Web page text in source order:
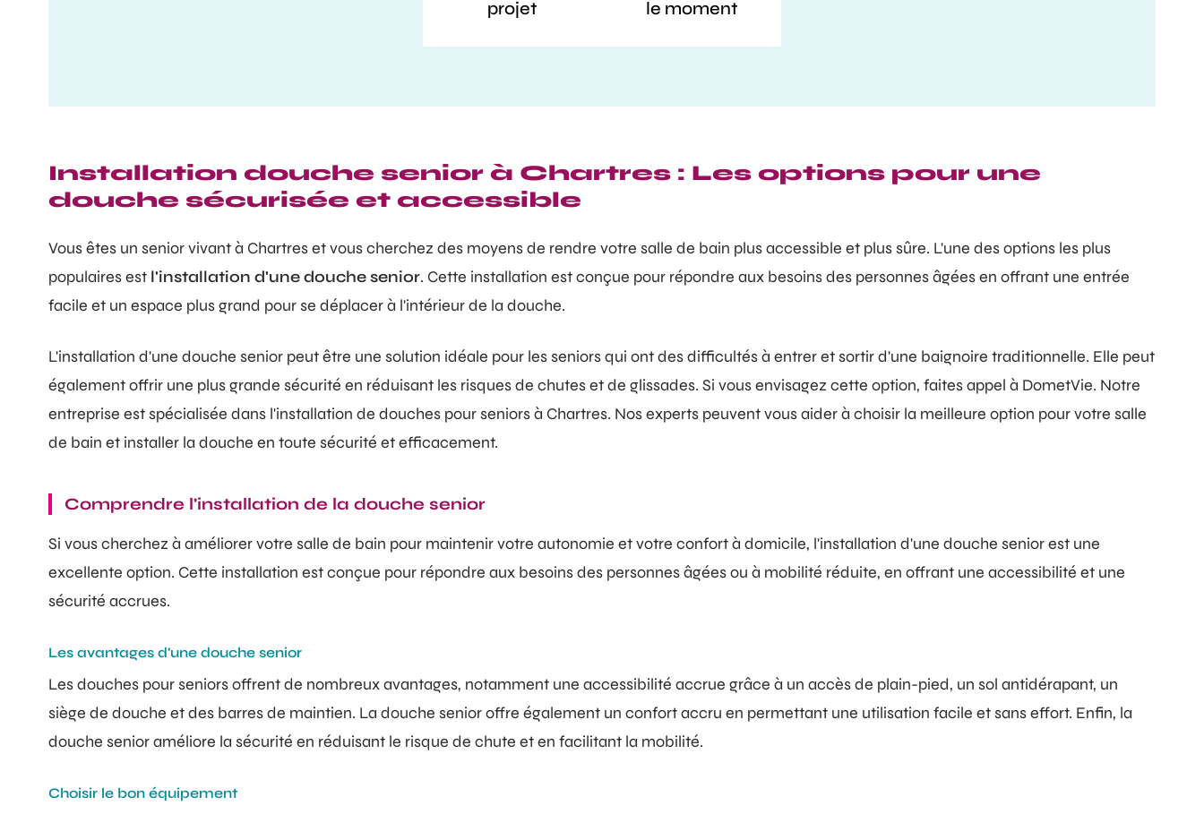
projet
le moment
Installation douche senior à Chartres : Les options pour une
douche sécurisée et accessible
Vous êtes un senior vivant à Chartres et vous cherchez des moyens de rendre votre salle de bain plus accessible et plus sûre. L'une des options les plus
populaires est l'installation d'une douche senior. Cette installation est conçue pour répondre aux besoins des personnes âgées en offrant une entrée
facile et un espace plus grand pour se déplacer à l'intérieur de la douche.
L'installation d'une douche senior peut être une solution idéale pour les seniors qui ont des difficultés à entrer et sortir d'une baignoire traditionnelle. Elle peut
également offrir une plus grande sécurité en réduisant les risques de chutes et de glissades. Si vous envisagez cette option, faites appel à DometVie. Notre
entreprise est spécialisée dans l'installation de douches pour seniors à Chartres. Nos experts peuvent vous aider à choisir la meilleure option pour votre salle
de bain et installer la douche en toute sécurité et efficacement.
Comprendre l'installation de la douche senior
Si vous cherchez à améliorer votre salle de bain pour maintenir votre autonomie et votre confort à domicile, l'installation d'une douche senior est une
excellente option. Cette installation est conçue pour répondre aux besoins des personnes âgées ou à mobilité réduite, en offrant une accessibilité et une
sécurité accrues.
Les avantages d'une douche senior
Les douches pour seniors offrent de nombreux avantages, notamment une accessibilité accrue grâce à un accès de plain-pied, un sol antidérapant, un
siège de douche et des barres de maintien. La douche senior offre également un confort accru en permettant une utilisation facile et sans effort. Enfin, la
douche senior améliore la sécurité en réduisant le risque de chute et en facilitant la mobilité.
Choisir le bon équipement